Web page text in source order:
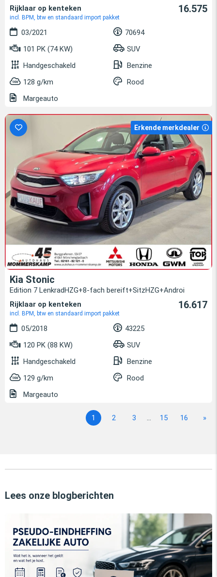
Rijklaar op kenteken
incl. BPM, btw en standaard import pakket
16.575
03/2021
70694
101 PK (74 KW)
SUV
Handgeschakeld
Benzine
128 g/km
Rood
Margeauto
Erkende merkdealer
Kia Stonic
Edition 7 LenkradHZG+8-fach bereift+SitzHZG+Androi
Rijklaar op kenteken
incl. BPM, btw en standaard import pakket
16.617
05/2018
43225
120 PK (88 KW)
SUV
Handgeschakeld
Benzine
129 g/km
Rood
Margeauto
1 2 3 ... 15 16 »
Lees onze blogberichten